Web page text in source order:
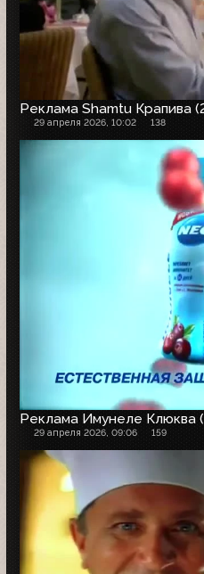
Реклама Shamtu Крапива
29 апреля 2026, 10:02 138
Реклама Имунеле Клюква
29 апреля 2026, 09:06 159